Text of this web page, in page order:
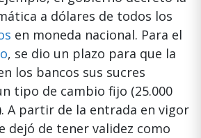
a dólares de todos los
en moneda nacional. Para el
, se dio un plazo para que la
los bancos sus sucres
tipo de cambio fijo (25.000
A partir de la entrada en vigor
dejó de tener validez como